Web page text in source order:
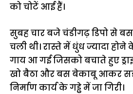
को चोटें आई हैं।
सुबह चार बजे चंडीगढ़ डिपो से
चली थी। रास्ते में धुंध ज्यादा
गाय आ गई जिसको बचाते हुए
खो बैठा और बस बेकाबू आकर
निर्माण कार्य के गड्ढे में जा गिरी।